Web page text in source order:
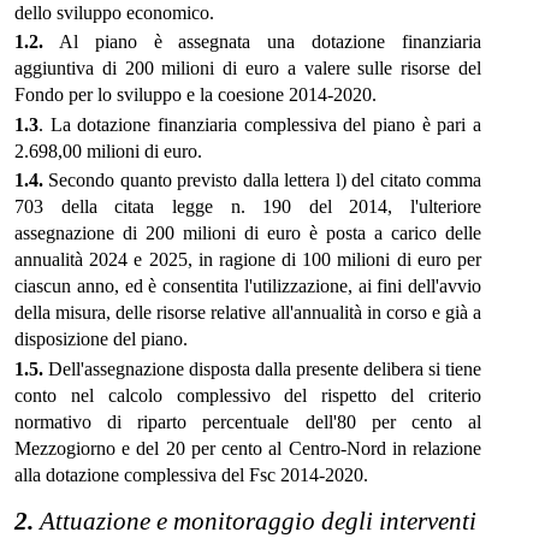
dello sviluppo economico.
1.2. Al piano è assegnata una dotazione finanziaria
aggiuntiva di 200 milioni di euro a valere sulle risorse del
Fondo per lo sviluppo e la coesione 2014-2020.
1.3. La dotazione finanziaria complessiva del piano è pari a
2.698,00 milioni di euro.
1.4. Secondo quanto previsto dalla lettera l) del citato comma
703 della citata legge n. 190 del 2014, l'ulteriore
assegnazione di 200 milioni di euro è posta a carico delle
annualità 2024 e 2025, in ragione di 100 milioni di euro per
ciascun anno, ed è consentita l'utilizzazione, ai fini dell'avvio
della misura, delle risorse relative all'annualità in corso e già a
disposizione del piano.
1.5. Dell'assegnazione disposta dalla presente delibera si tiene
conto nel calcolo complessivo del rispetto del criterio
normativo di riparto percentuale dell'80 per cento al
Mezzogiorno e del 20 per cento al Centro-Nord in relazione
alla dotazione complessiva del Fsc 2014-2020.
2. Attuazione e monitoraggio degli interventi